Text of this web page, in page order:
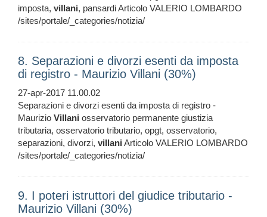
imposta, villani, pansardi Articolo VALERIO LOMBARDO
/sites/portale/_categories/notizia/
8. Separazioni e divorzi esenti da imposta
di registro - Maurizio Villani (30%)
27-apr-2017 11.00.02
Separazioni e divorzi esenti da imposta di registro -
Maurizio Villani osservatorio permanente giustizia
tributaria, osservatorio tributario, opgt, osservatorio,
separazioni, divorzi, villani Articolo VALERIO LOMBARDO
/sites/portale/_categories/notizia/
9. I poteri istruttori del giudice tributario -
Maurizio Villani (30%)